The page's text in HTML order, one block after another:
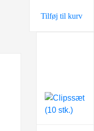
Tilføj til kurv